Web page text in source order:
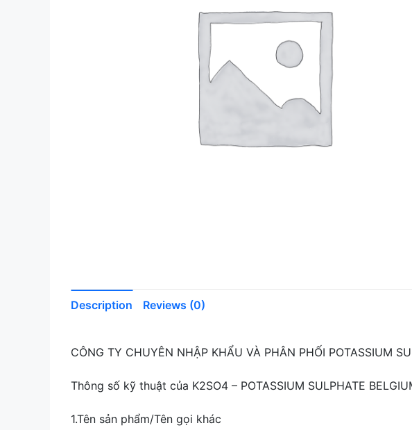
Description Reviews (0)
CÔNG TY CHUYÊN NHẬP KHẨU VÀ PHÂN PHỐI POTASSIUM
Thông số kỹ thuật của K2SO4 – POTASSIUM SULPHATE
1.Tên sản phẩm/Tên gọi khác